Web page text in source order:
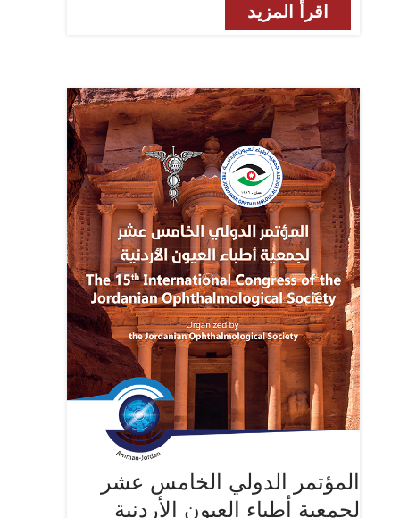
اقرأ المزيد
المؤتمر الدولي الخامس عشر
لجمعية أطباء العيون الأردنية